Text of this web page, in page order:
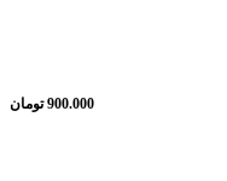
900.000 تومان